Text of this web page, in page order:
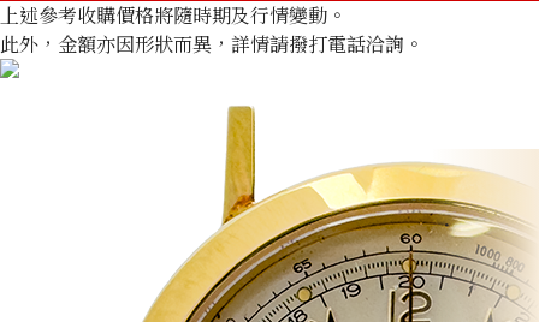
上述參考收購價格將隨時期及行情變動。
此外，金額亦因形狀而異，詳情請撥打電話洽詢。